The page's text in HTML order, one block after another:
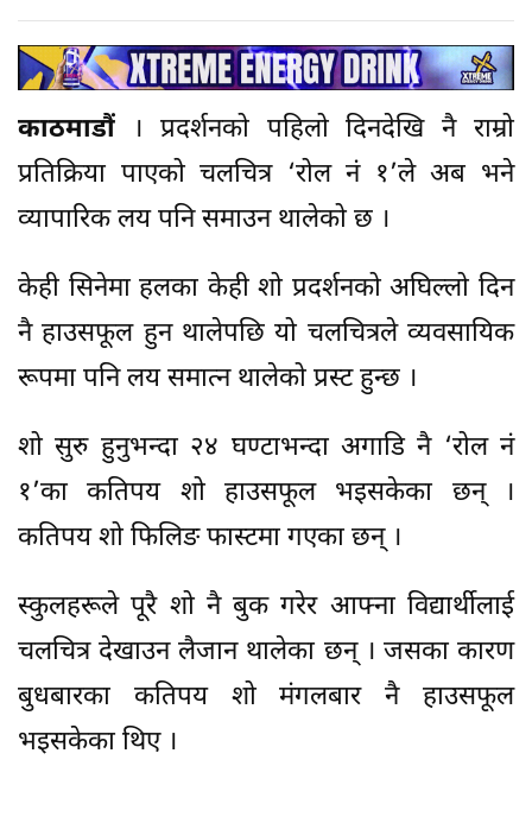
काठमाडौं
। प्रदर्शनको पहिलो दिनदेखि नै राम्रो
प्रतिक्रिया पाएको चलचित्र ‘रोल नं १’ले अब भने
व्यापारिक लय पनि समाउन थालेको छ ।
केही सिनेमा हलका केही शो प्रदर्शनको अघिल्लो दिन
नै हाउसफूल हुन थालेपछि यो चलचित्रले व्यवसायिक
रूपमा पनि लय समात्न थालेको प्रस्ट हुन्छ ।
शो सुरु हुनुभन्दा २४ घण्टाभन्दा अगाडि नै ‘रोल नं
१’का कतिपय शो हाउसफूल भइसकेका छन् ।
कतिपय शो फिलिङ फास्टमा गएका छन् ।
स्कुलहरूले पूरै शो नै बुक गरेर आफ्ना विद्यार्थीलाई
चलचित्र देखाउन लैजान थालेका छन् । जसका कारण
बुधबारका कतिपय शो मंगलबार नै हाउसफूल
भइसकेका थिए ।